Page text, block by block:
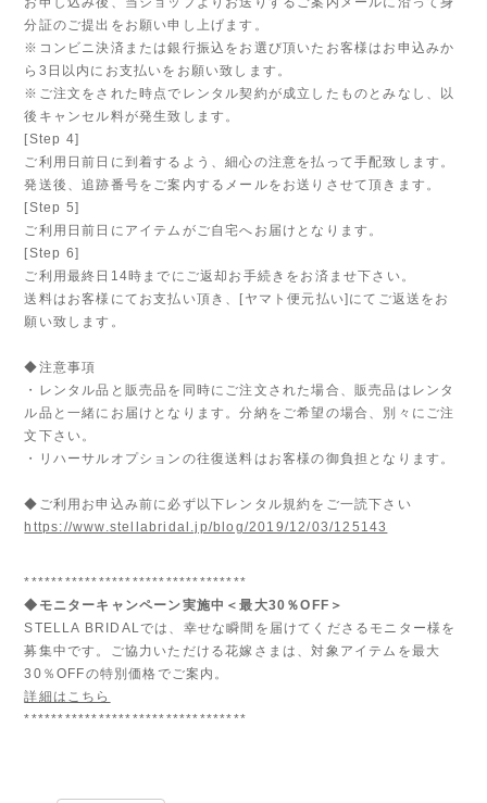
分証のご提出をお願い申し上げます。
※コンビニ決済または銀行振込をお選び頂いたお客様はお申込みか
ら3日以内にお支払いをお願い致します。
※ご注文をされた時点でレンタル契約が成立したものとみなし、以
後キャンセル料が発生致します。
[Step 4]
ご利用日前日に到着するよう、細心の注意を払って手配致します。
発送後、追跡番号をご案内するメールをお送りさせて頂きます。
[Step 5]
ご利用日前日にアイテムがご自宅へお届けとなります。
[Step 6]
ご利用最終日14時までにご返却お手続きをお済ませ下さい。
送料はお客様にてお支払い頂き、[ヤマト便元払い]にてご返送をお
願い致します。
◆注意事項
・レンタル品と販売品を同時にご注文された場合、販売品はレンタ
ル品と一緒にお届けとなります。分納をご希望の場合、別々にご注
文下さい。
・リハーサルオプションの往復送料はお客様の御負担となります。
◆ご利用お申込み前に必ず以下レンタル規約をご一読下さい
https://www.stellabridal.jp/blog/2019/12/03/125143
*********************************
◆モニターキャンペーン実施中＜最大30％OFF＞
STELLA BRIDALでは、幸せな瞬間を届けてくださるモニター様を
募集中です。ご協力いただける花嫁さまは、対象アイテムを最大
30％OFFの特別価格でご案内。
詳細はこちら
*********************************